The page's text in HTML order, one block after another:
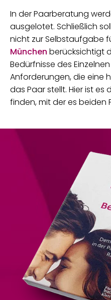
In der Paarberatung
ausgelotet. Schließlich
nicht zur Selbstaufgabe
München berücksichtigt
Bedürfnisse des
Anforderungen, die eine
das Paar stellt. Hier ist es
finden, mit der es beiden